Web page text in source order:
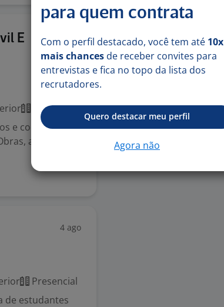
E
Presencial
e com vontade
apoiando o
4 ago
Presencial
de estudantes
para quem contrata
Com o perfil destacado, você tem até 10x
mais chances de receber convites para
entrevistas e fica no topo da lista dos
recrutadores.
Quero destacar meu perfil
Agora não